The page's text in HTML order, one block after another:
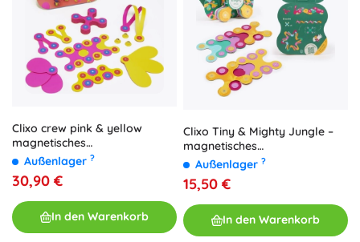
Clixo crew pink & yellow
magnetisches
Konstruktionsset 30 Stück
Außenlager ?
30,90 €
In den Warenkorb
Clixo Tiny & Mighty Jungle –
magnetisches
Konstruktionsspiel 9 Stk.
Außenlager ?
15,50 €
In den Warenkorb